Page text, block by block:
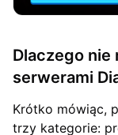
Dlaczego nie
serwerami
Krótko mówiąc,
trzy kategorie: